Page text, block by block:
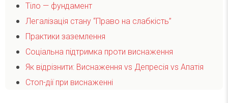
Тіло — фундамент
Легалізація стану “Право на слабкість”
Практики заземлення
Соціальна підтримка проти виснаження
Як відрізнити: Виснаження vs Депресія vs Апатія
Стоп-дії при виснаженні